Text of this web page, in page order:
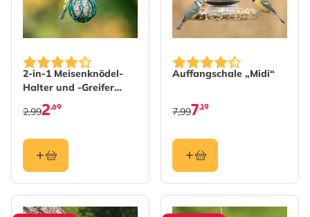
2-in-1 Meisenknödel-
Halter und -Greifer
„Lima“
2,69
2,99
Auffangschale „Midi“
7,19
7,99